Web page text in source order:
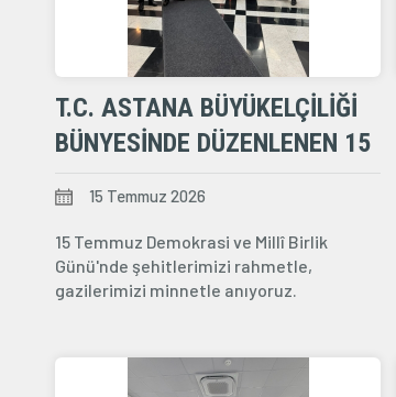
T.C. ASTANA BÜYÜKELÇILIĞI
BÜNYESINDE DÜZENLENEN 15
MILLÎ BIRLIK GÜNÜ ANMA
PROGRAMINA KATILIM
15 Temmuz 2026
15 Temmuz Demokrasi ve Millî Birlik
Günü'nde şehitlerimizi rahmetle,
gazilerimizi minnetle anıyoruz.